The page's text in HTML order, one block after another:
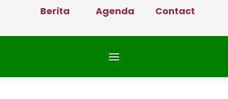
Contact
Agenda
Berita